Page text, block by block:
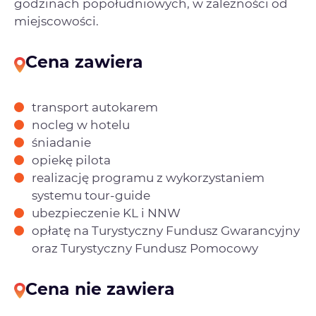
godzinach popołudniowych, w zależności od
miejscowości.
Cena zawiera
transport autokarem
nocleg w hotelu
śniadanie
opiekę pilota
realizację programu z wykorzystaniem
systemu tour-guide
ubezpieczenie KL i NNW
opłatę na Turystyczny Fundusz Gwarancyjny
oraz Turystyczny Fundusz Pomocowy
Cena nie zawiera